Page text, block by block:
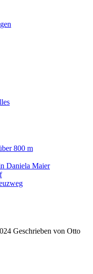
800 m
Daniela Maier
Geschrieben von Otto